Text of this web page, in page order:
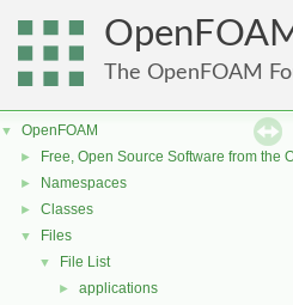
The OpenFOAM
▼ OpenFOAM
► Free, Open Source Software from the
► Namespaces
► Classes
▼ Files
▼ File List
► applications